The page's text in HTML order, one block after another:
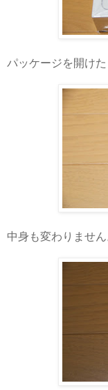
パッケージを開け
中身も変わりませ